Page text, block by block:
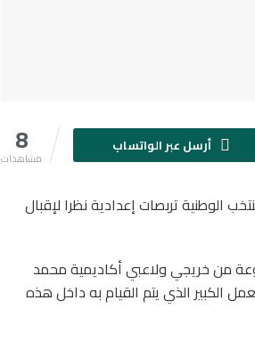
8
مشاهدات
أرسل عبر الواتساب
الوطنية تربصات إعدادية نظرا لإقبال
من خريجي ولاعبي أكاديمية محمد
بالملموس العمل الكبير الذي يتم القيام به داخل هذه